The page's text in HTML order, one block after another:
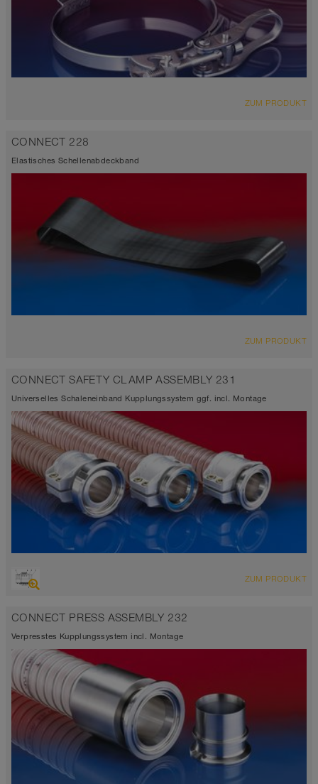
ZUM PRODUKT
CONNECT 228
Elastisches Schellenabdeckband
ZUM PRODUKT
CONNECT SAFETY CLAMP ASSEMBLY 231
Universelles Schaleneinband Kupplungssystem ggf. incl. Montage
ZUM PRODUKT
CONNECT PRESS ASSEMBLY 232
Verpresstes Kupplungssystem incl. Montage